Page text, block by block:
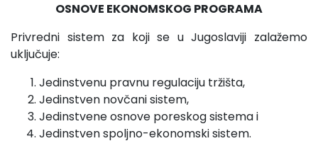
OSNOVE EKONOMSKOG PROGRAMA
Privredni sistem za koji se u Jugoslaviji zalažemo
uklju­čuje:
Jedinstvenu pravnu regulaciju tržišta,
Jedinstven novčani sistem,
Jedinstvene osnove poreskog sistema i
Jedinstven spoljno-ekonomski sistem.